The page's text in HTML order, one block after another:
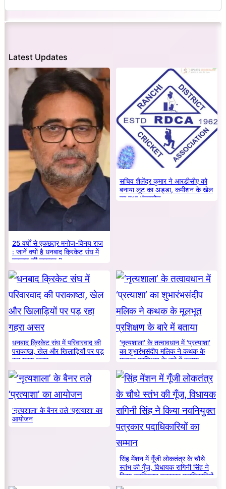
Latest Updates
25 वर्षों से एकछत्र मनोज-विनय राज
: जानें क्यों है धनबाद क्रिकेट संघ में
बदलाव की जरूरत ?
सचिव शैलेंद्र कुमार ने आरडीसीए को
बनाया लूट का अड्डा, कमीशन के खेल
का हुआ भंडाफोड़
धनबाद क्रिकेट संघ में परिवारवाद की
पराकाष्ठा, खेल और खिलाड़ियों पर पड़
रहा गहरा असर
‘नृत्यशाला’ के तत्वावधान में ‘प्रत्याशा’
का शुभारंभसंदीप मलिक ने कथक के
मूलभूत प्रशिक्षण के बारे में बताया
‘नृत्यशाला’ के बैनर तले ‘प्रत्याशा’ का
आयोजन
सिंह मेंशन में गूँजी लोकतंत्र के चौथे
स्तंभ की गूँज, विधायक रागिनी सिंह ने
किया नवनियुक्त पत्रकार पदाधिकारियों
का सम्मान